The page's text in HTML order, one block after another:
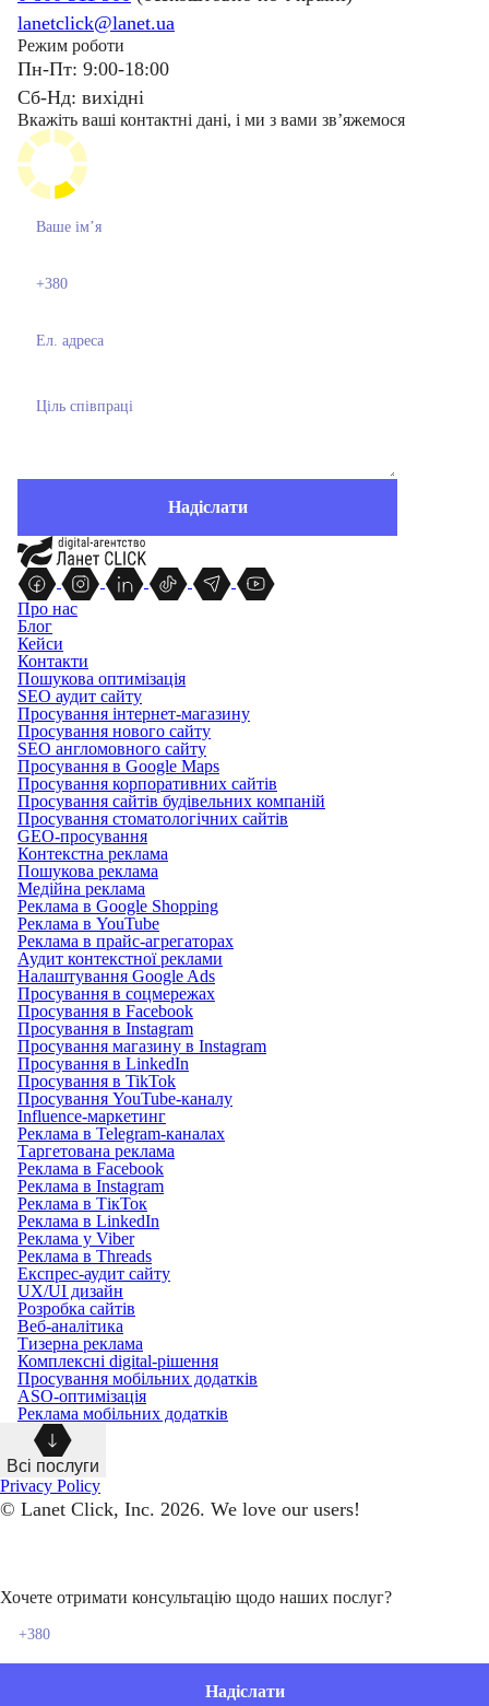
lanetclick@lanet.ua
Режим роботи
Пн-Пт: 9:00-18:00
Сб-Нд: вихідні
Вкажіть ваші контактні дані, і ми з вами звʼяжемося
Про нас
Блог
Кейси
Контакти
Пошукова оптимізація
SEO аудит сайту
Просування інтернет-магазину
Просування нового сайту
SEO англомовного сайту
Просування в Google Maps
Просування корпоративних сайтів
Просування сайтів будівельних компаній
Просування стоматологічних сайтів
GEO-просування
Контекстна реклама
Пошукова реклама
Медійна реклама
Реклама в Google Shopping
Реклама в YouTube
Реклама в прайс-агрегаторах
Аудит контекстної реклами
Налаштування Google Ads
Просування в соцмережах
Просування в Facebook
Просування в Instagram
Просування магазину в Instagram
Просування в LinkedIn
Просування в TikTok
Просування YouTube-каналу
Influence-маркетинг
Реклама в Telegram-каналах
Таргетована реклама
Реклама в Facebook
Реклама в Instagram
Реклама в ТікТок
Реклама в LinkedIn
Реклама у Viber
Реклама в Threads
Експрес-аудит сайту
UX/UI дизайн
Розробка сайтів
Веб-аналітика
Тизерна реклама
Комплексні digital-рішення
Просування мобільних додатків
ASO-оптимізація
Реклама мобільних додатків
Всі послуги
Privacy Policy
© Lanet Click, Inc. 2026. We love our users!
Хочете отримати консультацію щодо наших послуг?
Надіслати